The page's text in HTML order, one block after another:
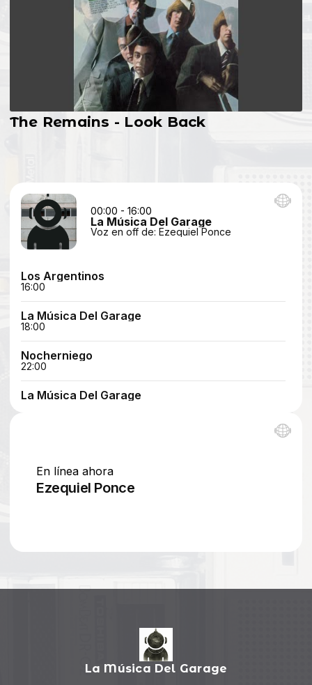
The Remains - Look Back
La Música Del Garage